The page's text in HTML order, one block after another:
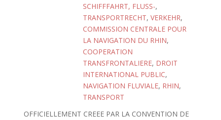
SCHIFFFAHRT, FLUSS-,
TRANSPORTRECHT, VERKEHR,
COMMISSION CENTRALE POUR
LA NAVIGATION DU RHIN,
COOPERATION
TRANSFRONTALIERE, DROIT
INTERNATIONAL PUBLIC,
NAVIGATION FLUVIALE, RHIN,
TRANSPORT
OFFICIELLEMENT CREEE PAR LA CONVENTION DE